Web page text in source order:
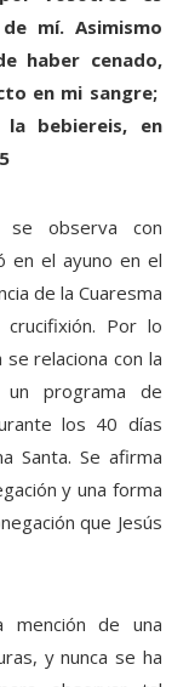
mí. Asimismo
haber cenado,
en mi sangre;
bebiereis, en
se observa con
en el ayuno en el
de la Cuaresma
Por lo
relaciona con la
programa de
los 40 días
Santa. Se afirma
y una forma
que Jesús
mención de una
y nunca se ha